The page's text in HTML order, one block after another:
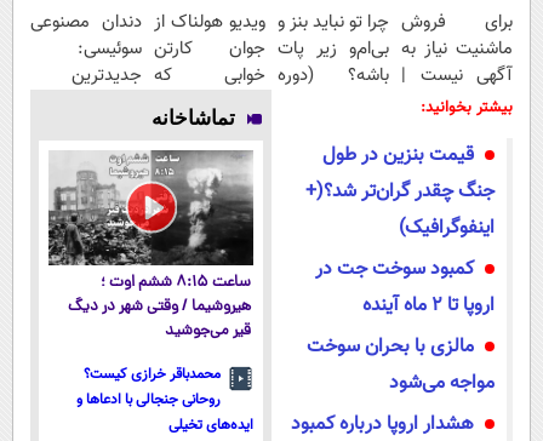
برای فروش
ماشنیت نیاز به
آگهی نیست |
اینجا راحت
چرا تو نباید بنز و
بی‌ام‌و زیر پات
باشه؟ (دوره
ویدیو هولناک از
جوان کارتن
خوابی که
میلیاردر شد.
آموزش رایگان
دندان مصنوعی
سوئیسی:
جدیدترین
پرداخت قسطی
بیشتر بخوانید:
قیمت بنزین در طول
جنگ چقدر گران‌تر شد؟(+
اینفوگرافیک)
کمبود سوخت جت در
اروپا تا ۲ ماه آینده
مالزی با بحران سوخت
مواجه می‌شود
هشدار اروپا درباره کمبود
تماشاخانه
ساعت ۸:۱۵ ششم اوت ؛
هیروشیما / وقتی شهر در دیگ
قیر می‌جوشید
محمدباقر خرازی کیست؟
روحانی جنجالی با ادعاها و
ایده‌های تخیلی